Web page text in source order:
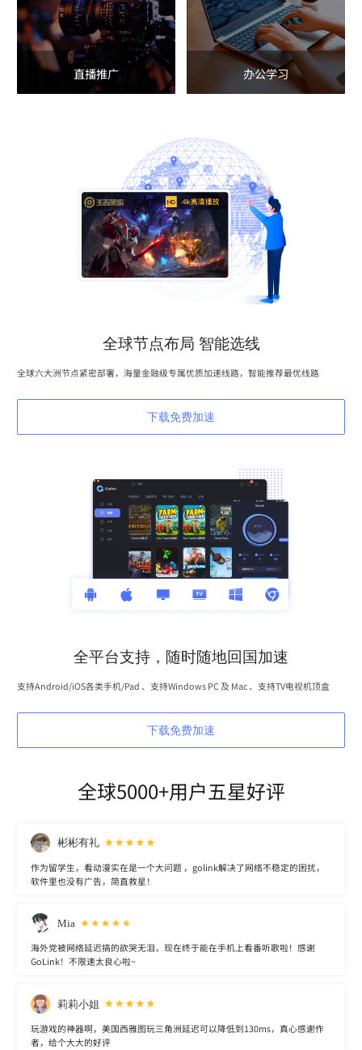
直播推广 办公学习
全球节点布局 智能选线
全球六大洲节点紧密部署，海量金融级专属优质加速线路，智能推荐最优线路
下载免费加速
全平台支持，随时随地回国加速
支持Android/iOS各类手机/Pad 、支持Windows PC 及 Mac 、支持TV电视机顶盒
下载免费加速
全球5000+用户五星好评
彬彬有礼
作为留学生，看动漫实在是一个大问题 ，golink解决了网络不稳定的困扰，
软件里也没有广告，简直救星！
Mia
海外党被网络延迟搞的欲哭无泪，现在终于能在手机上看番听歌啦！感谢
GoLink！不限速太良心啦~
莉莉小姐
玩游戏的神器啊，美国西雅图玩三角洲延迟可以降低到130ms，真心感谢作
者，给个大大的好评